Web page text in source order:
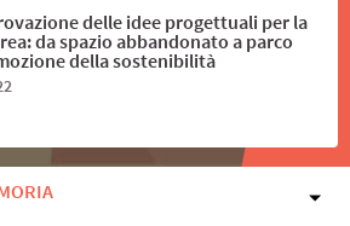
delle idee progettuali per la
da spazio abbandonato a parco
della sostenibilità